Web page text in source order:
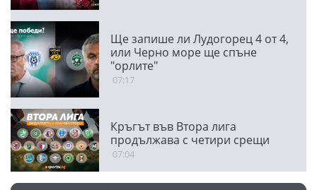
Ще запише ли Лудогорец 4 от 4,
или Черно море ще спъне
"орлите"
07:17
Кръгът във Втора лига
продължава с четири срещи
07:04